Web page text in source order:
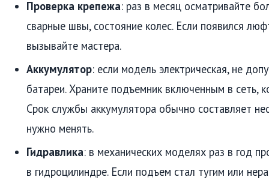
Проверка крепежа: раз в месяц осматривайте
сварные швы, состояние колес. Если появился
вызывайте мастера.
Аккумулятор: если модель электрическая, не
батареи. Храните подъемник включенным в сеть,
Срок службы аккумулятора обычно составляет
нужно менять.
Гидравлика: в механических моделях раз в год
в гидроцилиндре. Если подъем стал тугим или